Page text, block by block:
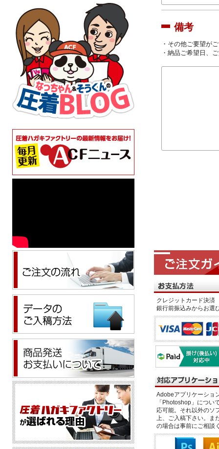
備考
・その他ご要望が
・納品ご希望日、
クレジットカード決
銀行前振込みからお選
Adobeアプリケーショ
「Photoshop」につい
応可能。それ以外のソ
上、ご入稿下さい。ま
の場合は事前にご相談